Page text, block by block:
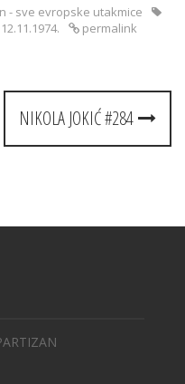
- sve evropske utakmice
permalink
NIKOLA JOKIĆ #284